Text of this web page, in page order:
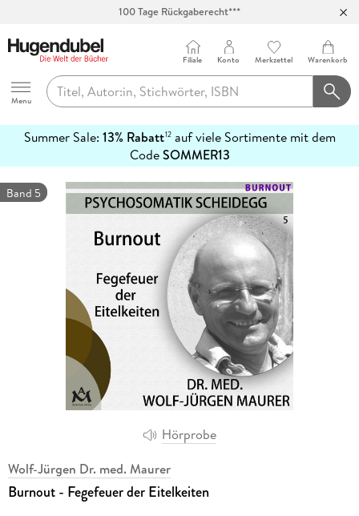
Hugendubel
Menu
Filiale Konto Merkzettel Warenkorb
Summer Sale: 13% Rabatt12auf viele Sortimente mit dem
CodeSOMMER13
erfahren
Hörprobe
Band 5
Wolf-Jürgen Dr. med. Maurer
Burnout - Fegefeuer der Eitelkeiten